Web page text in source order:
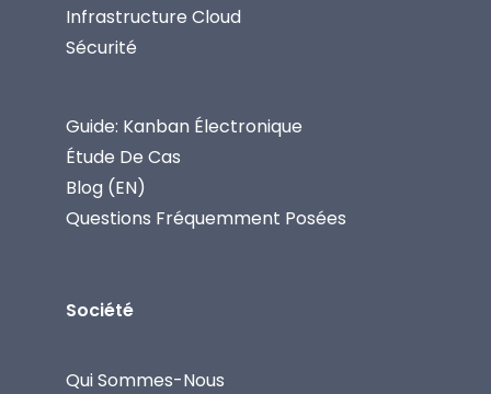
Infrastructure Cloud
Sécurité
Guide: Kanban Électronique
Étude De Cas
Blog (EN)
Questions Fréquemment Posées
Société
Qui Sommes-Nous